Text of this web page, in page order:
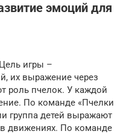
эмоций для
игры –
их выражение через
роль пчелок. У каждой
По команде «Пчелки
группа детей выражают
движениях. По команде